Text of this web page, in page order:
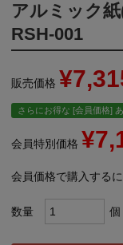
アルミック
RSH-001
販売価格 ¥
さらにお得な [会員価格] あ
会員特別価格 ¥
会員価格で購入する